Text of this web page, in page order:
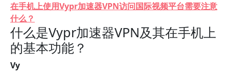
在手机上使用Vypr加速器VPN访问国际视频平台需要注意
什么？
什么是Vypr加速器VPN及其在手机上
的基本功能？
Vy